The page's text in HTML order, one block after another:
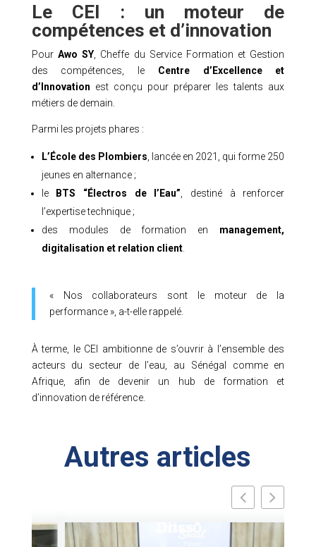
Le CEI : un moteur de
compétences et d’innovation
Pour Awo SY , Cheffe du Service Formation et Gestion
des compétences, le Centre d’Excellence et
d’Innovation est conçu pour préparer les talents aux
métiers de demain.
Parmi les projets phares :
L’École des Plombiers , lancée en 2021, qui forme 250
jeunes en alternance ;
le
BTS “Électros de l’Eau” , destiné à renforcer
l’expertise technique ;
des modules de formation en management,
digitalisation et relation client.
« Nos collaborateurs sont le moteur de la
performance », a-t-elle rappelé.
À terme, le CEI ambitionne de s’ouvrir à l’ensemble des
acteurs du secteur de l’eau, au Sénégal comme en
Afrique, afin de devenir un hub de formation et
d’innovation de référence.
Autres articles